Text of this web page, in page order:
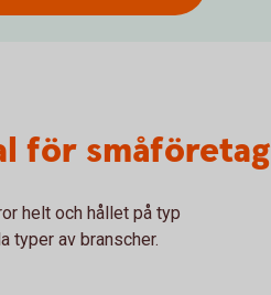
för småföretag
helt och hållet på typ
typer av branscher.